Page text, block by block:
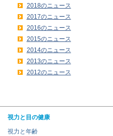
2018のニュース
2017のニュース
2016のニュース
2015のニュース
2014のニュース
2013のニュース
2012のニュース
視力と目の健康
視力と年齢